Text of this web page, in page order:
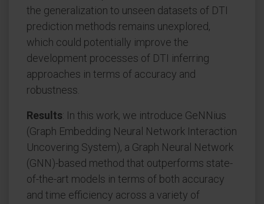
the generalization to unseen datasets of DTI
prediction methods remains unexplored,
which could potentially improve the
development processes of DTI inferring
approaches in terms of accuracy and
robustness.
Results: In this work, we introduce GeNNius
(Graph Embedding Neural Network Interaction
Uncovering System), a Graph Neural Network
(GNN)-based method that outperforms state-
of-the-art models in terms of both accuracy
and time efficiency across a variety of